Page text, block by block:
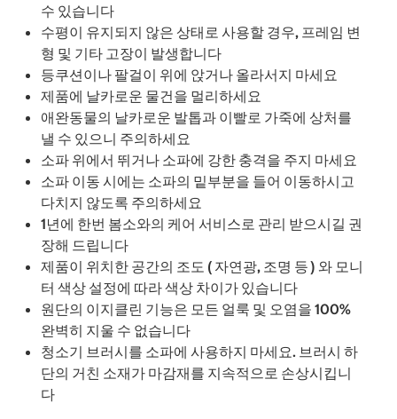
수 있습니다
수평이 유지되지 않은 상태로 사용할 경우, 프레임 변
형 및 기타 고장이 발생합니다
등쿠션이나 팔걸이 위에 앉거나 올라서지 마세요
제품에 날카로운 물건을 멀리하세요
애완동물의 날카로운 발톱과 이빨로 가죽에 상처를
낼 수 있으니 주의하세요
소파 위에서 뛰거나 소파에 강한 충격을 주지 마세요
소파 이동 시에는 소파의 밑부분을 들어 이동하시고
다치지 않도록 주의하세요
1년에 한번 봄소와의 케어 서비스로 관리 받으시길 권
장해 드립니다
제품이 위치한 공간의 조도 ( 자연광, 조명 등 ) 와 모니
터 색상 설정에 따라 색상 차이가 있습니다
원단의 이지클린 기능은 모든 얼룩 및 오염을 100%
완벽히 지울 수 없습니다
청소기 브러시를 소파에 사용하지 마세요. 브러시 하
단의 거친 소재가 마감재를 지속적으로 손상시킵니
다